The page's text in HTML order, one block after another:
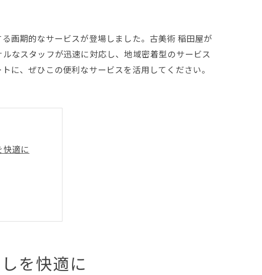
画期的なサービスが登場しました。古美術 稲田屋が
なスタッフが迅速に対応し、地域密着型のサービス
に、ぜひこの便利なサービスを活用してください。
適に
を快適に